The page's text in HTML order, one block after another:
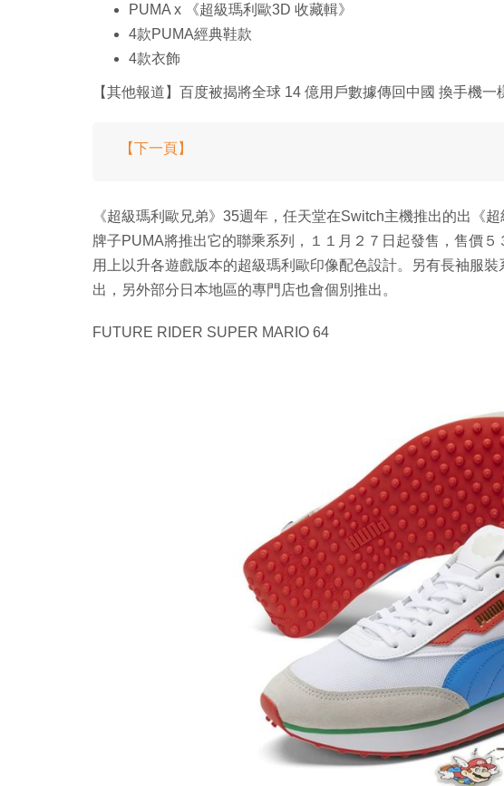
PUMA x 《超級瑪利歐3D 收藏輯》
4款PUMA經典鞋款
4款衣飾
【其他報道】百度被揭將全球 14 億用戶數據傳回中國 換手機一
【下一頁】
《超級瑪利歐兄弟》35週年，任天堂在Switch主機推出的出《
牌子PUMA將推出它的聯乘系列，１１月２７日起發售，售價５
用上以升各遊戲版本的超級瑪利歐印像配色設計。另有長袖服
出，另外部分日本地區的專門店也會個別推出。
FUTURE RIDER SUPER MARIO 64